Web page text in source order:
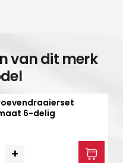
van dit merk
6-delig
+